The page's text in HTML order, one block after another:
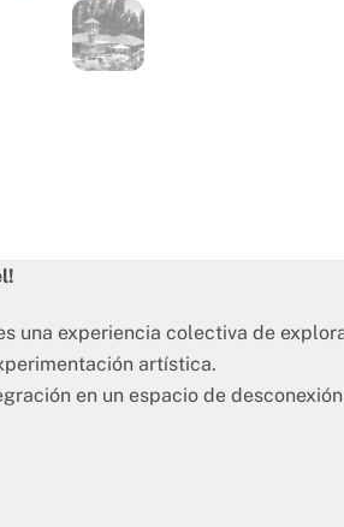
una experiencia colectiva de
artística.
en un espacio de